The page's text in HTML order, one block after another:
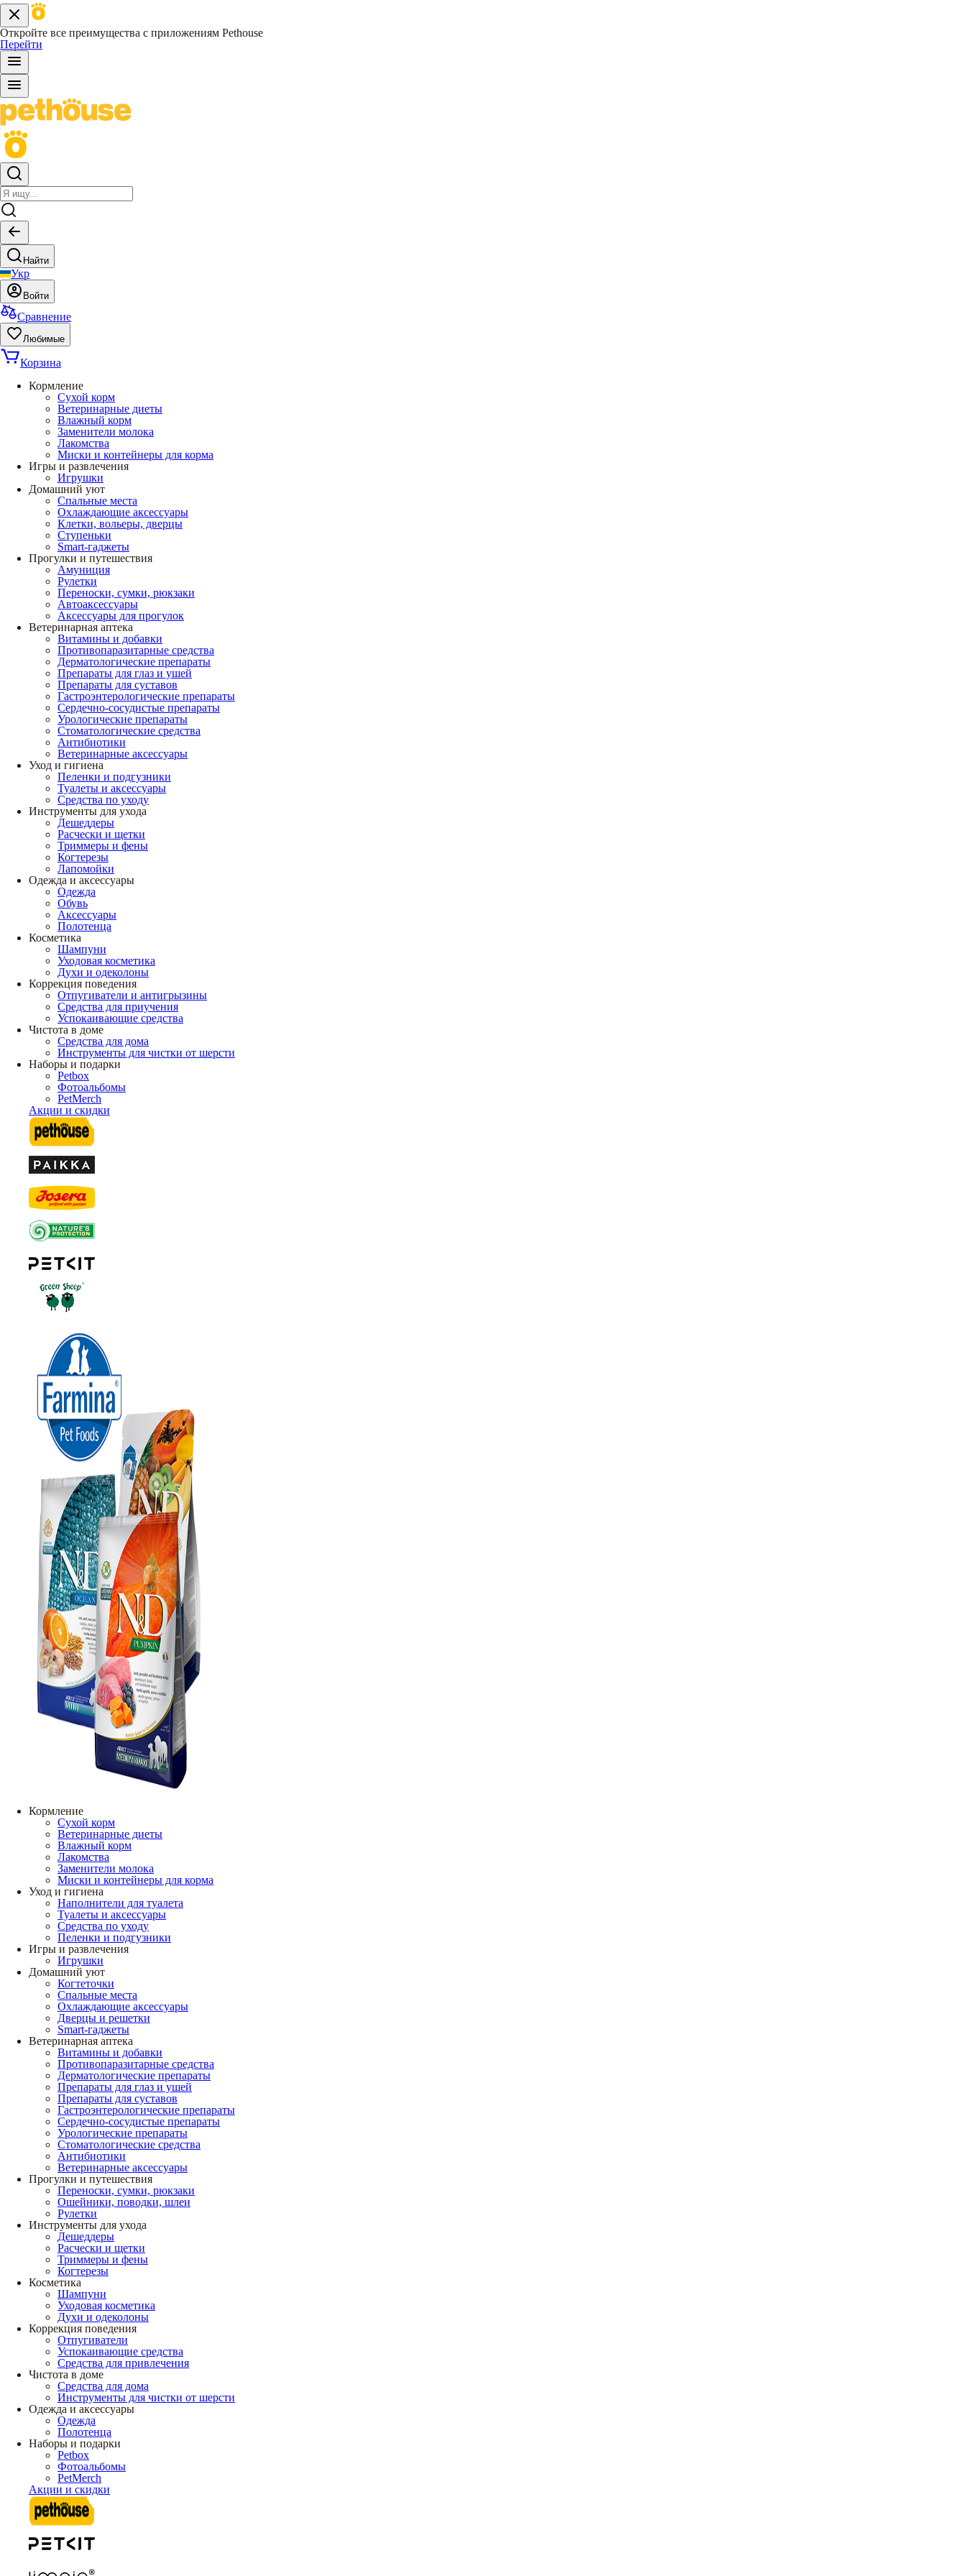
Откройте все преимущества с приложениям Pethouse
Перейти
Найти
Укр
Войти
Сравнение
Любимые
Корзина
Кормление
Сухой корм
Ветеринарные диеты
Влажный корм
Заменители молока
Лакомства
Миски и контейнеры для корма
Игры и развлечения
Игрушки
Домашний уют
Спальные места
Охлаждающие аксессуары
Клетки, вольеры, дверцы
Ступеньки
Smart-гаджеты
Прогулки и путешествия
Амуниция
Рулетки
Переноски, сумки, рюкзаки
Автоаксессуары
Аксессуары для прогулок
Ветеринарная аптека
Витамины и добавки
Противопаразитарные средства
Дерматологические препараты
Препараты для глаз и ушей
Препараты для суставов
Гастроэнтерологические препараты
Сердечно-сосудистые препараты
Урологические препараты
Стоматологические средства
Антибиотики
Ветеринарные аксессуары
Уход и гигиена
Пеленки и подгузники
Туалеты и аксессуары
Средства по уходу
Инструменты для ухода
Дешеддеры
Расчески и щетки
Триммеры и фены
Когтерезы
Лапомойки
Одежда и аксессуары
Одежда
Обувь
Аксессуары
Полотенца
Косметика
Шампуни
Уходовая косметика
Духи и одеколоны
Коррекция поведения
Отпугиватели и антигрызины
Средства для приучения
Успокаивающие средства
Чистота в доме
Средства для дома
Инструменты для чистки от шерсти
Наборы и подарки
Petbox
Фотоальбомы
PetMerch
Акции и скидки
Кормление
Сухой корм
Ветеринарные диеты
Влажный корм
Лакомства
Заменители молока
Миски и контейнеры для корма
Уход и гигиена
Наполнители для туалета
Туалеты и аксессуары
Средства по уходу
Пеленки и подгузники
Игры и развлечения
Игрушки
Домашний уют
Когтеточки
Спальные места
Охлаждающие аксессуары
Дверцы и решетки
Smart-гаджеты
Ветеринарная аптека
Витамины и добавки
Противопаразитарные средства
Дерматологические препараты
Препараты для глаз и ушей
Препараты для суставов
Гастроэнтерологические препараты
Сердечно-сосудистые препараты
Урологические препараты
Стоматологические средства
Антибиотики
Ветеринарные аксессуары
Прогулки и путешествия
Переноски, сумки, рюкзаки
Ошейники, поводки, шлеи
Рулетки
Инструменты для ухода
Дешеддеры
Расчески и щетки
Триммеры и фены
Когтерезы
Косметика
Шампуни
Уходовая косметика
Духи и одеколоны
Коррекция поведения
Отпугиватели
Успокаивающие средства
Средства для привлечения
Чистота в доме
Средства для дома
Инструменты для чистки от шерсти
Одежда и аксессуары
Одежда
Полотенца
Наборы и подарки
Petbox
Фотоальбомы
PetMerch
Акции и скидки